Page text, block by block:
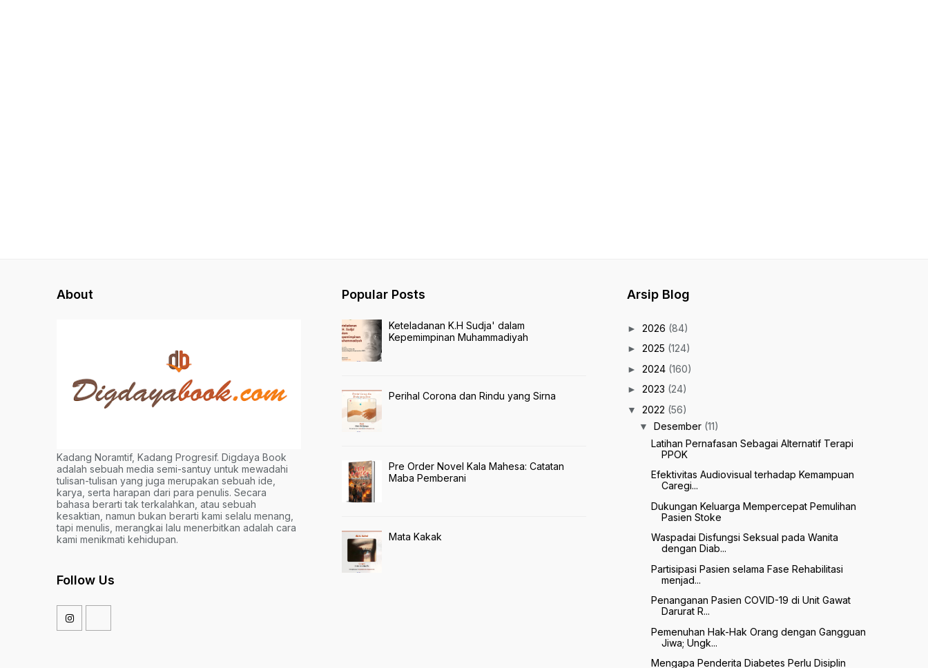
About
Kadang Noramtif, Kadang Progresif. Digdaya Book
adalah sebuah media semi-santuy untuk mewadahi
tulisan-tulisan yang juga merupakan sebuah ide,
karya, serta harapan dari para penulis. Secara
bahasa berarti tak terkalahkan, atau sebuah
kesaktian, namun bukan berarti kami selalu menang,
tapi menulis, merangkai lalu menerbitkan adalah cara
kami menikmati kehidupan.
Follow Us
Popular Posts
Keteladanan K.H Sudja' dalam
Kepemimpinan Muhammadiyah
Perihal Corona dan Rindu yang Sirna
Pre Order Novel Kala Mahesa: Catatan
Maba Pemberani
Mata Kakak
Arsip Blog
► 2026 (84)
► 2025 (124)
► 2024 (160)
► 2023 (24)
▼ 2022 (56)
▼ Desember (11)
Latihan Pernafasan Sebagai Alternatif Terapi
PPOK
Efektivitas Audiovisual terhadap Kemampuan
Caregi...
Dukungan Keluarga Mempercepat Pemulihan
Pasien Stoke
Waspadai Disfungsi Seksual pada Wanita
dengan Diab...
Partisipasi Pasien selama Fase Rehabilitasi
menjad...
Penanganan Pasien COVID-19 di Unit Gawat
Darurat R...
Pemenuhan Hak-Hak Orang dengan Gangguan
Jiwa; Ungk...
Mengapa Penderita Diabetes Perlu Disiplin